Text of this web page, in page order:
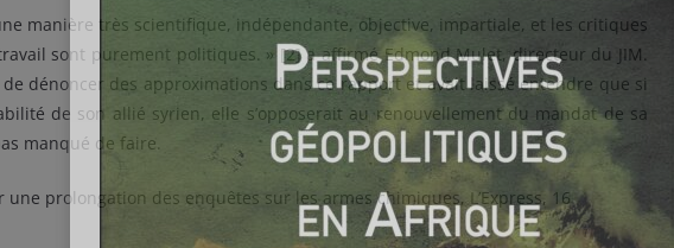
manière très scientifique, indépendante, objective, impartiale, et les critiques
sont purement politiques. » [2] a affirmé Edmond Mulet, directeur du JIM.
de dénoncer des approximations dans ce rapport et avait laissé entendre que si
de son allié syrien, elle s’opposerait au renouvellement du mandat de sa
manqué de faire.
une prolongation des enquêtes sur les armes chimiques, L’Express, 16